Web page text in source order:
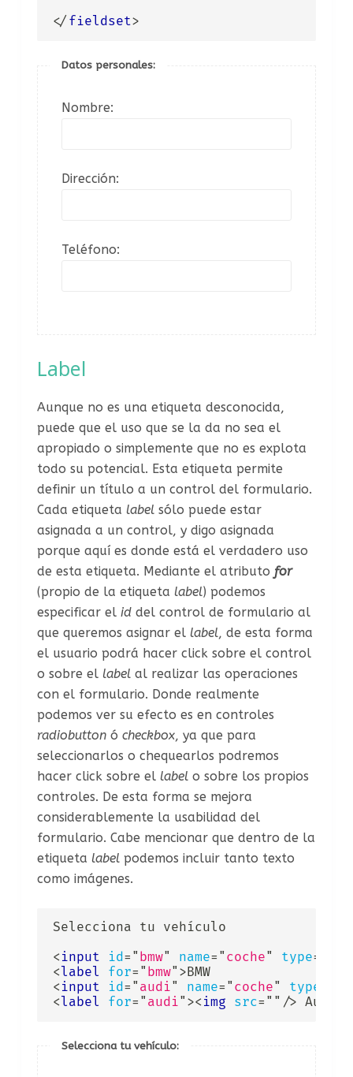
</ fieldset>
Datos personales:
Nombre:
Dirección:
Teléfono:
Label
Aunque no es una etiqueta desconocida,
puede que el uso que se la da no sea el
apropiado o simplemente que no es explota
todo su potencial. Esta etiqueta permite
definir un título a un control del formulario.
Cada etiqueta labelsólo puede estar
asignada a un control, y digo asignada
porque aquí es donde está el verdadero uso
de esta etiqueta. Mediante el atributo for
(propio de la etiqueta label) podemos
especificar el iddel control de formulario al
que queremos asignar el label, de esta forma
el usuario podrá hacer click sobre el control
o sobre el labelal realizar las operaciones
con el formulario. Donde realmente
podemos ver su efecto es en controles
radiobuttonó checkbox, ya que para
seleccionarlos o chequearlos podremos
hacer click sobre el labelo sobre los propios
controles. De esta forma se mejora
considerablemente la usabilidad del
formulario. Cabe mencionar que dentro de la
etiqueta labelpodemos incluir tanto texto
como imágenes.
Selecciona tu vehículo
<input id= "bmw" name= "coche" type=
<label for= "bmw">
BMW
<input id= "audi" name= "coche" type
<label for= "audi"><img src= " " /> Audi
Selecciona tu vehículo: